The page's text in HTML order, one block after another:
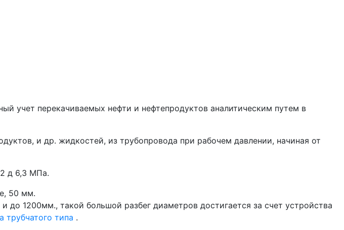
учет перекачиваемых нефти и нефтепродуктов аналитическим путем в
и др. жидкостей, из трубопровода при рабочем давлении, начиная от
д 6,3 МПа.
50 мм.
1200мм., такой большой разбег диаметров достигается за счет устройства
трубчатого типа .